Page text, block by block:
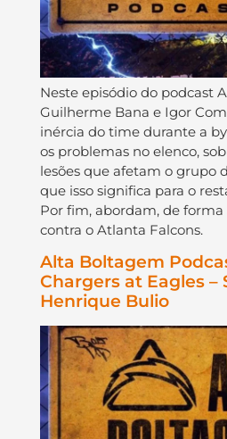
Neste episódio do podcast
Guilherme Bana e Igor
inércia do time durante a
os problemas no elenco,
lesões que afetam o grupo
que isso significa para o
Por fim, abordam, de
contra o Atlanta Falcons.
Alta Boltagem
Chargers at Eagles –
Henrique Bulio